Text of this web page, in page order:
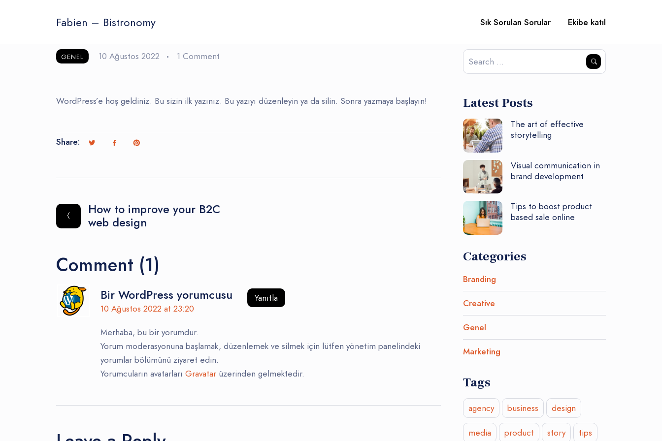
Fabien – Bistronomy Sık Sorulan Sorular Ekibe katıl
GENEL 10 Ağustos 2022 1 Comment
WordPress’e hoş geldiniz. Bu sizin ilk yazınız. Bu yazıyı düzenleyin ya da silin. Sonra yazmaya başlayın!
Share:
How to improve your B2C
web design
Comment (1)
Bir WordPress yorumcusu
10 Ağustos 2022 at 23:20
Yanıtla
Merhaba, bu bir yorumdur.
Yorum moderasyonuna başlamak, düzenlemek ve silmek için lütfen yönetim panelindeki
yorumlar bölümünü ziyaret edin.
Yorumcuların avatarları Gravatar üzerinden gelmektedir.
Latest Posts
The art of effective
storytelling
Visual communication in
brand development
Tips to boost product
based sale online
Categories
Branding
Creative
Genel
Marketing
Tags
agency business design
media product story tips